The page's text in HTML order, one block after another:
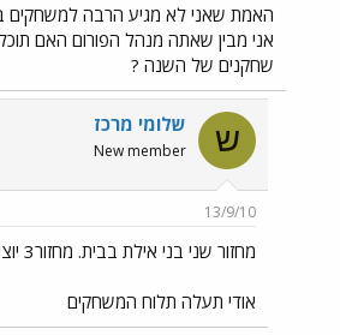
האמת שאני לא מגיע הרבה למשחקים
אני מבין שאתה מנהל הפורום האם
שחקנים של השנה ?
ש שלומי מרכז
New member
13/9/10
מחזור שני בני אילת בבית. מחזור3 יוצאים ליבנה
אודי תעלה תלוח המשחקים